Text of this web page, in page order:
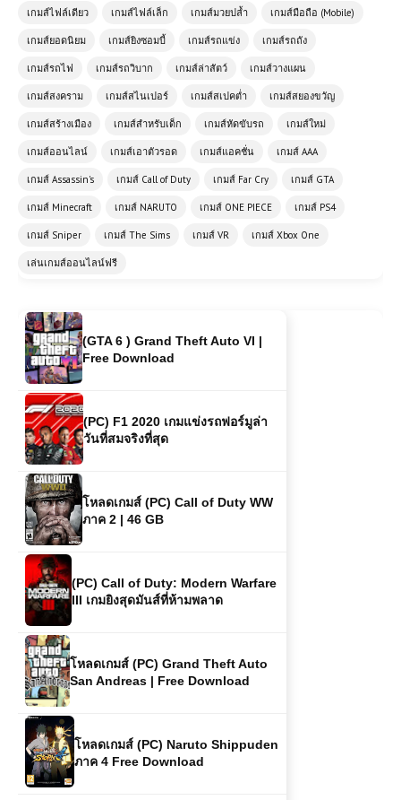
เกมส์ไฟล์เดียว เกมส์ไฟล์เล็ก เกมส์มวยปล้ำ เกมส์มือถือ (Mobile)
เกมส์ยอดนิยม เกมส์ยิงซอมบี้ เกมส์รถแข่ง เกมส์รถถัง
เกมส์รถไฟ เกมส์รถวิบาก เกมส์ล่าสัตว์ เกมส์วางแผน
เกมส์สงคราม เกมส์สไนเปอร์ เกมส์สเปคต่ำ เกมส์สยองขวัญ
เกมส์สร้างเมือง เกมส์สำหรับเด็ก เกมส์หัดขับรถ เกมส์ใหม่
เกมส์ออนไลน์ เกมส์เอาตัวรอด เกมส์แอคชั่น เกมส์ AAA
เกมส์ Assassin's เกมส์ Call of Duty เกมส์ Far Cry เกมส์ GTA
เกมส์ Minecraft เกมส์ NARUTO เกมส์ ONE PIECE เกมส์ PS4
เกมส์ Sniper เกมส์ The Sims เกมส์ VR เกมส์ Xbox One
เล่นเกมส์ออนไลน์ฟรี
Sunbreak | Free Download
โหลดเกมส์ (PC) ฟรี GAME HOUSE
ครบวงจร
(GTA 6 ) Grand Theft Auto VI |
(PC) F1 2020 เกมแข่งรถฟอร์มูล่า
วันที่สมจริงที่สุด
โหลดเกมส์ (PC) Call of Duty WW
ภาค 2 | 46 GB
(PC) Call of Duty: Modern Warfare
III เกมยิงสุดมันส์ที่ห้ามพลาด
โหลดเกมส์ (PC) Grand Theft Auto
San Andreas | Free Download
โหลดเกมส์ (PC) Naruto Shippuden
ภาค 4 Free Download